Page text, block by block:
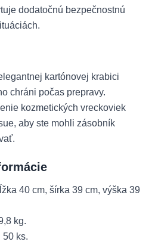
dodatočnú bezpečnostnú
kartónovej krabici
chráni počas prepravy.
kozmetických vreckoviek
aby ste mohli zásobník
40 cm, šírka 39 cm, výška 39
kg.
50 ks.